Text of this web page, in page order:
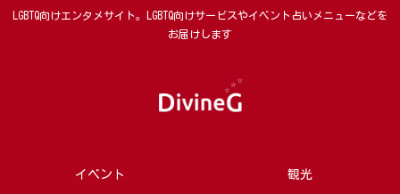
LGBTQ向けエンタメサイト。LGBTQ向けサービスやイベント占いメニューなどを
お届けします
イベント 観光